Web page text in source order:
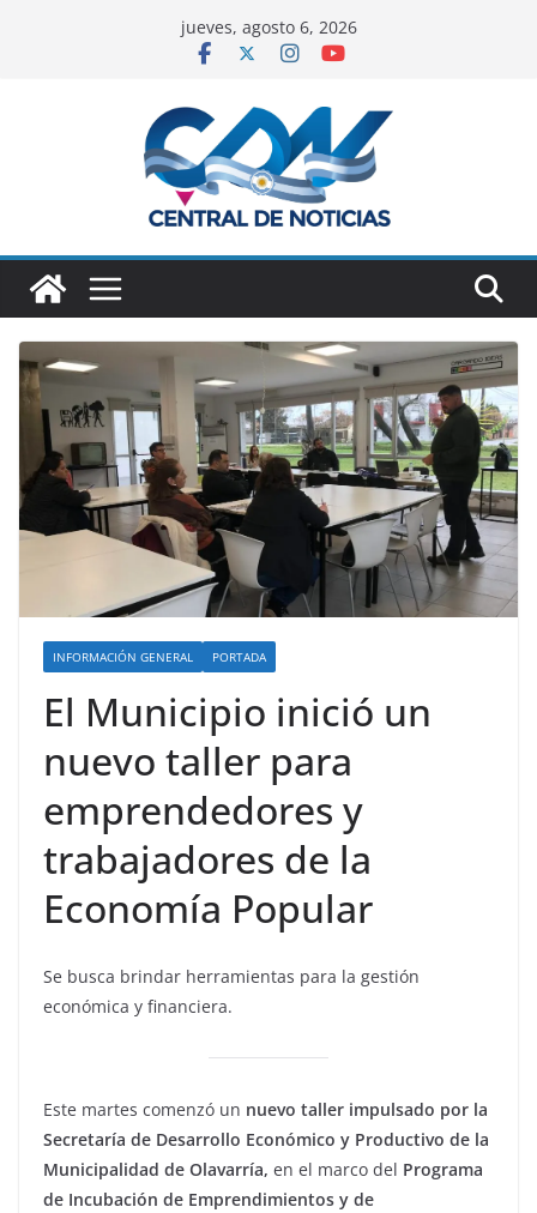
jueves, agosto 6, 2026
INFORMACIÓN GENERAL PORTADA
El Municipio inició un
nuevo taller para
emprendedores y
trabajadores de la
Economía Popular
Se busca brindar herramientas para la gestión
económica y financiera.
Este martes comenzó un nuevo taller impulsado por la
Secretaría de Desarrollo Económico y Productivo de la
Municipalidad de Olavarría, en el marco del Programa
de Incubación de Emprendimientos y de